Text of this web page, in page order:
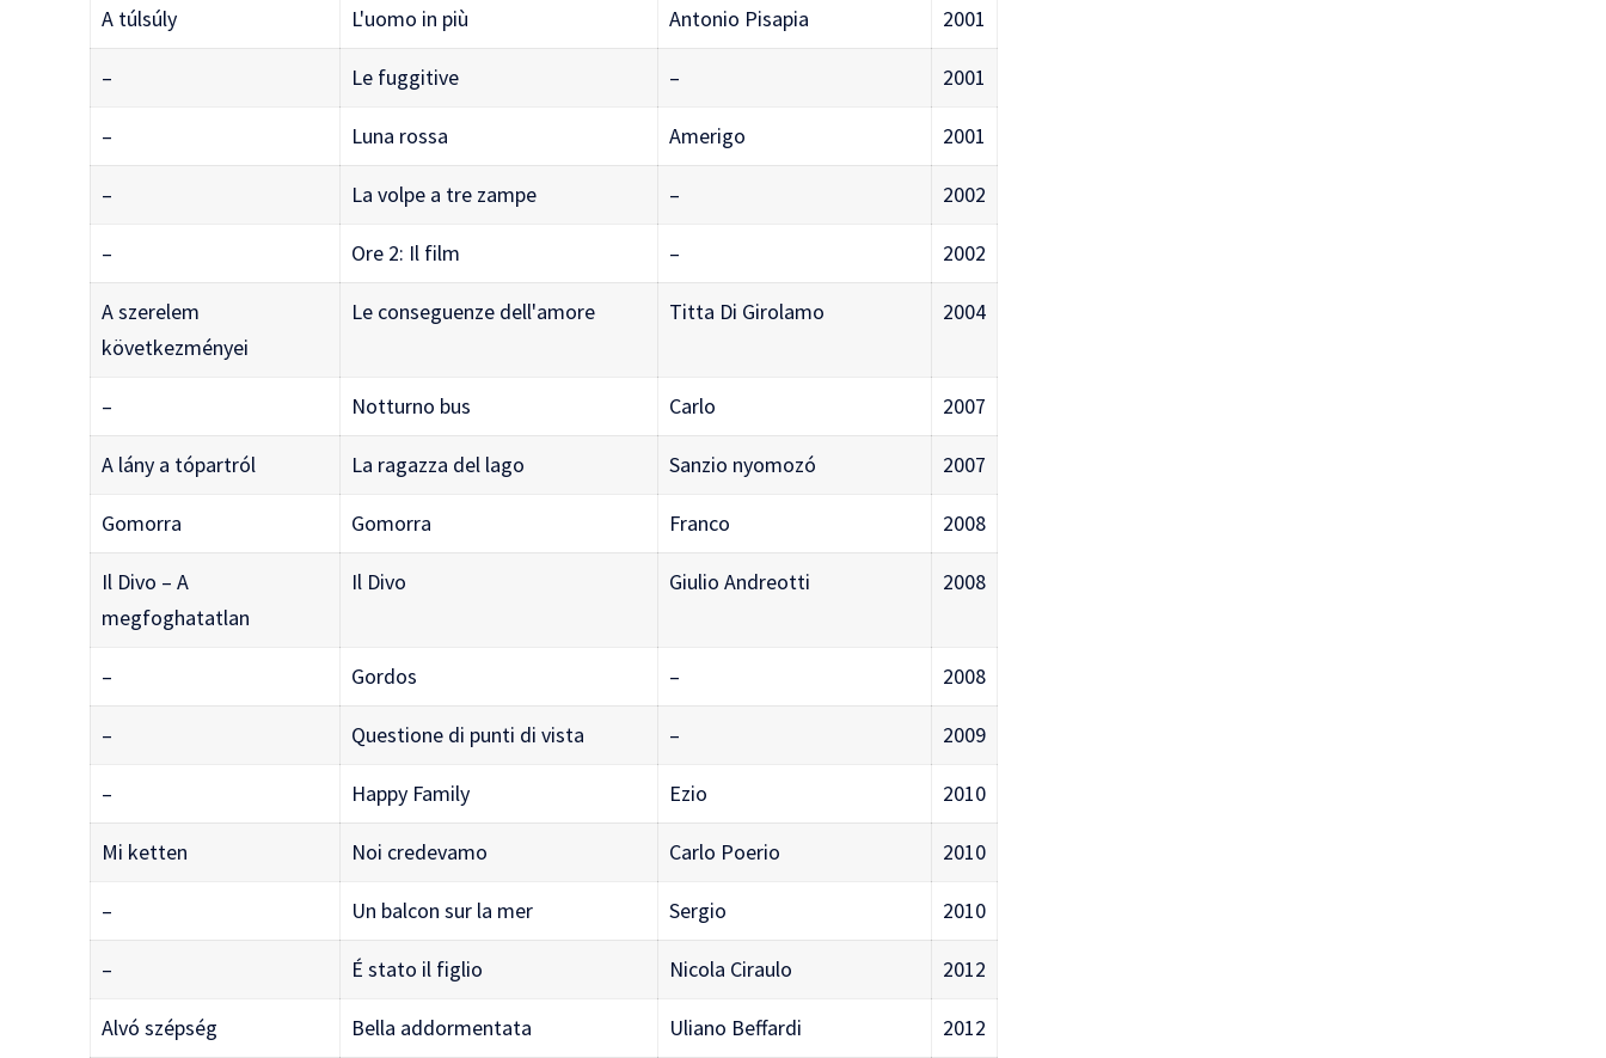
A túlsúly L'uomo in più Antonio Pisapia 2001
– Le fuggitive – 2001
– Luna rossa Amerigo 2001
– La volpe a tre zampe – 2002
– Ore 2: Il film – 2002
A szerelem
következményei
Le conseguenze dell'amore Titta Di Girolamo 2004
– Notturno bus Carlo 2007
A lány a tópartról La ragazza del lago Sanzio nyomozó 2007
Gomorra Gomorra Franco 2008
Il Divo – A
megfoghatatlan
Il Divo Giulio Andreotti 2008
– Gordos – 2008
– Questione di punti di vista – 2009
– Happy Family Ezio 2010
Mi ketten Noi credevamo Carlo Poerio 2010
– Un balcon sur la mer Sergio 2010
– É stato il figlio Nicola Ciraulo 2012
Alvó szépség Bella addormentata Uliano Beffardi 2012